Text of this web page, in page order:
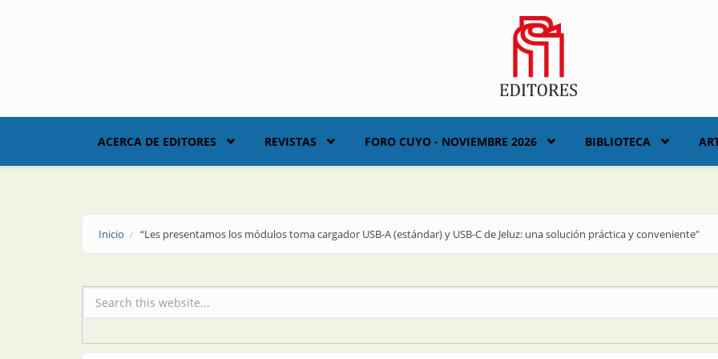
ACERCA DE EDITORES REVISTAS FORO CUYO - NOVIEMBRE 2026 BIBLIOTECA
Inicio “Les presentamos los módulos toma cargador USB-A (estándar) y USB-C de Jeluz: una solución práctica y conveniente”
Formulario de búsqueda